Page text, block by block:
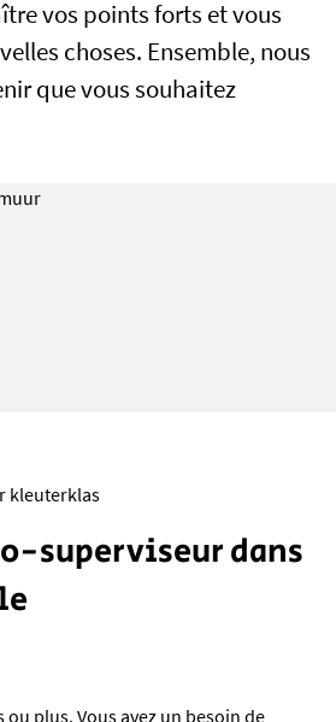
vos points forts et vous
choses. Ensemble, nous
que vous souhaitez
superviseur dans
ou plus. Vous avez un besoin de